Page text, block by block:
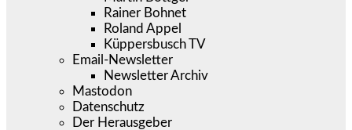
Rainer Bohnet
Roland Appel
Küppersbusch TV
Email-Newsletter
Newsletter Archiv
Mastodon
Datenschutz
Der Herausgeber